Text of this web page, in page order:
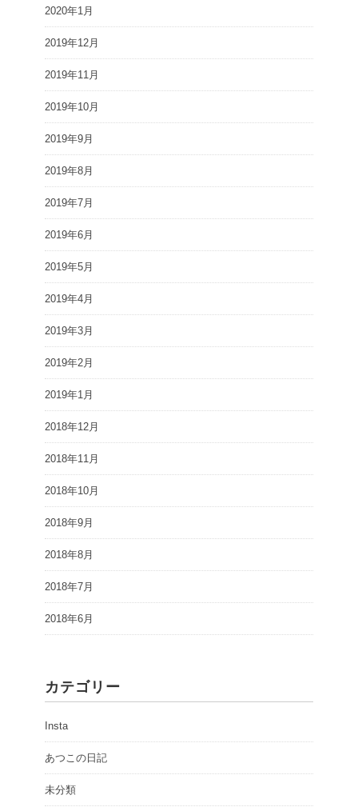
2020年1月
2019年12月
2019年11月
2019年10月
2019年9月
2019年8月
2019年7月
2019年6月
2019年5月
2019年4月
2019年3月
2019年2月
2019年1月
2018年12月
2018年11月
2018年10月
2018年9月
2018年8月
2018年7月
2018年6月
カテゴリー
Insta
あつこの日記
未分類